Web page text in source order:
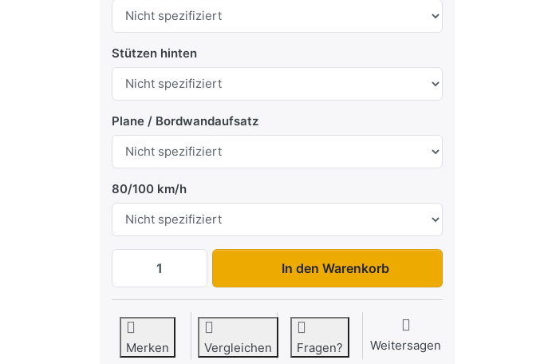
Stützen hinten
Plane / Bordwandaufsatz
80/100 km/h
KH 2314 zu 2.699,00 €, Menge 1. Zul. Gesamtgewicht:
In den Warenkorb
Merken Vergleichen Fragen? Weitersagen